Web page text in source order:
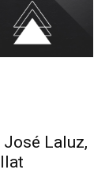
Laluz,